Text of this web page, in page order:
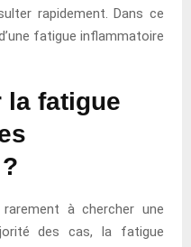
rapidement. Dans ce
fatigue inflammatoire
la fatigue
à chercher une
des cas, la fatigue